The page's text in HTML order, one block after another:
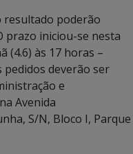
resultado poderão
iniciou-se nesta
(4.6) às 17 horas –
pedidos deverão ser
e
Avenida
S/N, Bloco I, Parque